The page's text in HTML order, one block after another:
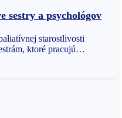
sestry a psychológov
starostlivosti
ktoré pracujú…